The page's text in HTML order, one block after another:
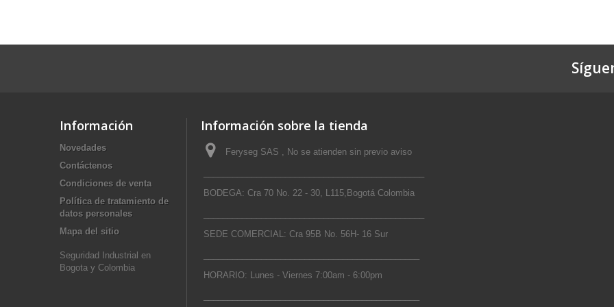
Información
Novedades
Contáctenos
Condiciones de venta
Política de tratamiento de
datos personales
Mapa del sitio
Seguridad Industrial en
Bogota y Colombia
Información sobre la tienda
Feryseg SAS , No se atienden sin previo aviso
BODEGA: Cra 70 No. 22 - 30, L115,Bogotá Colombia
SEDE COMERCIAL: Cra 95B No. 56H- 16 Sur
HORARIO: Lunes - Viernes 7:00am - 6:00pm